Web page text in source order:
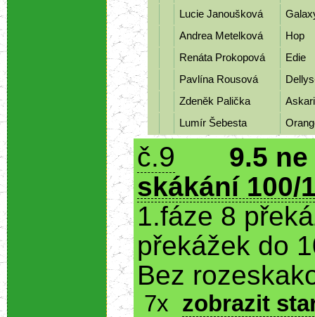
Lucie Janoušková
Andrea Metelková
Hop
Renáta Prokopová
Edie
Pavlína Rousová
Zdeněk Palička
Lumír Šebesta
č.9
9.5 ne
skákání 100/
1.fáze 8
překážek do
Bez
7x zobrazit